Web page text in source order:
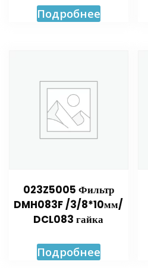
Подробнее
023Z5005 Фильтр
DMH083F /3/8*10мм/
DCL083 гайка
Подробнее